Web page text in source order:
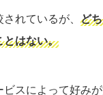
れているが、 ど
とはない。
スによって好み